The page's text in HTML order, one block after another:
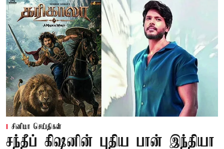
சினிமா செய்திகள்
சந்தீப் கிஷனின் புதிய பான் இந்தியா